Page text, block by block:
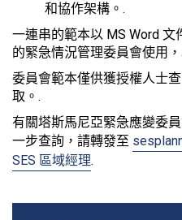
和協作架構。.
一連串的範本以 MS Word
的緊急情況管理委員會使用
委員會範本僅供獲授權人士
取。.
有關塔斯馬尼亞緊急應變委
一步查詢，請轉發至
SES 區域經理.